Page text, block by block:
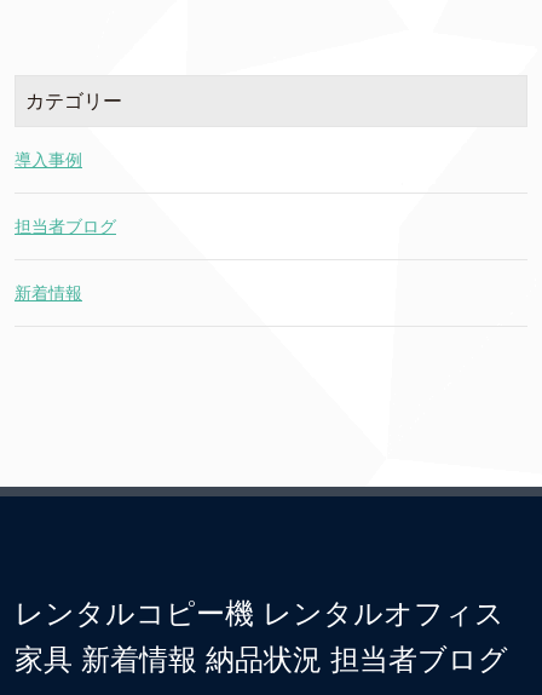
カテゴリー
導入事例
担当者ブログ
新着情報
レンタルコピー機 レンタルオフィス
家具 新着情報 納品状況 担当者ブログ